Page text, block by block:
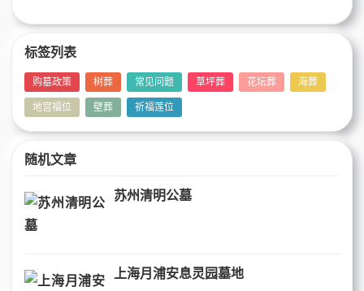
标签列表
购墓政策 树葬 常见问题 草坪葬 花坛葬 海葬
地宫福位 壁葬 祈福莲位
随机文章
苏州清明公墓
上海月浦安息灵园墓地